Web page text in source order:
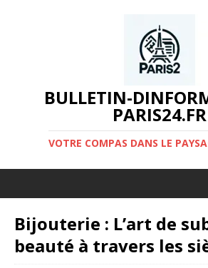
BULLETIN-
PARIS24.FR
VOTRE COMPAS DANS LE
Bijouterie : L’art de
beauté à travers les